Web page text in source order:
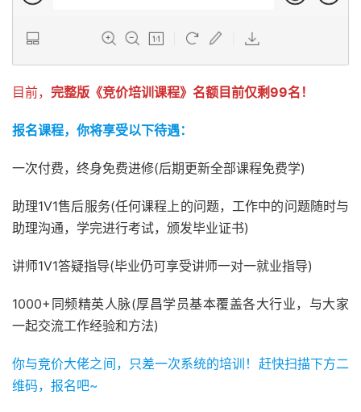
目前， 完整版《竞价培训课程》名额目前仅剩99名！
报名课程，你将享受以下待遇：
一次付费，终身免费进修(后期更新全部课程免费学)
助理1V1售后服务(任何课程上的问题，工作中的问题随时与
助理沟通，学完进行考试，颁发毕业证书)
讲师1V1答疑指导(毕业仍可享受讲师一对一就业指导)
1000+同频精英人脉(厚昌学员基本覆盖各大行业，与大家
一起交流工作经验和方法)
你与竞价大佬之间，只差一次系统的培训！赶快扫描下方二
维码，报名吧~